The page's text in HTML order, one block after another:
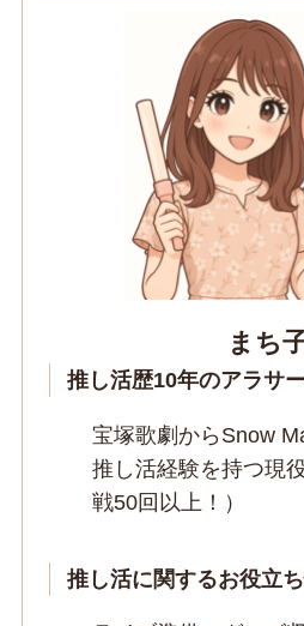
まち
推し活歴10年のアラサ
宝塚歌劇からSnow
推し活経験を持つ現
戦50回以上！）
推し活に関するお役立